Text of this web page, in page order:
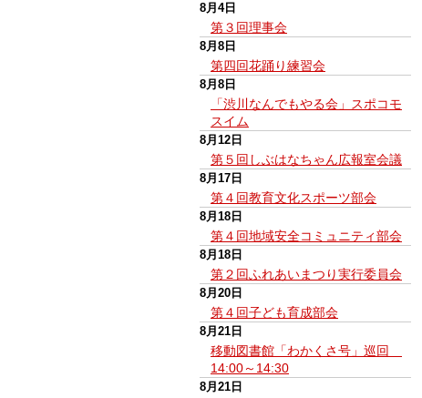
8月4日
第３回理事会
8月8日
第四回花踊り練習会
8月8日
「渋川なんでもやる会」スポコモ
スイム
8月12日
第５回しぶはなちゃん広報室会議
8月17日
第４回教育文化スポーツ部会
8月18日
第４回地域安全コミュニティ部会
8月18日
第２回ふれあいまつり実行委員会
8月20日
第４回子ども育成部会
8月21日
移動図書館「わかくさ号」巡回
14:00～14:30
8月21日